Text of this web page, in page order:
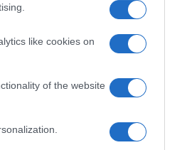
like cookies on
of the website
Presidency.